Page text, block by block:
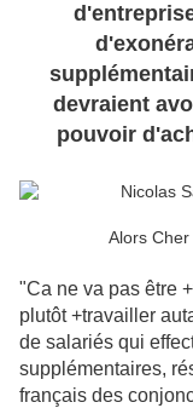
devraient
pouvoir
Alors
"Ca ne va pas être
plutôt +travailler
de salariés qui
supplémentaires,
français des